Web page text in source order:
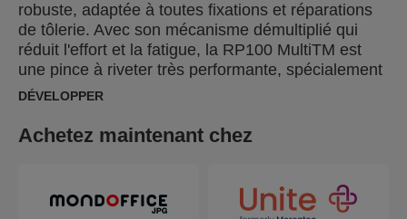
robuste, adaptée à toutes fixations et réparations
de tôlerie. Avec son mécanisme démultiplié qui
réduit l'effort et la fatigue, la RP100 MultiTM est
une pince à riveter très performante, spécialement
conçue pour une utilisation intensive dans la
antidérapante et son corps en aluminium léger
système unique de buse MultiTM, qui vous
permettra d’utiliser tous les diamètres de rivets
DÉVELOPPER
Achetez maintenant chez